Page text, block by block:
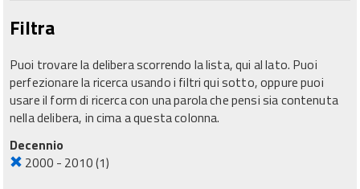
Filtra
Puoi trovare la delibera scorrendo la lista, qui al lato. Puoi
perfezionare la ricerca usando i filtri qui sotto, oppure puoi
usare il form di ricerca con una parola che pensi sia contenuta
nella delibera, in cima a questa colonna.
Decennio
2000 - 2010(1)